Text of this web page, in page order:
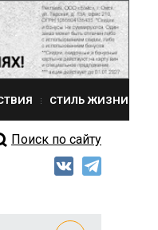
СТИЛЬ ЖИЗНИ
Поиск по сайту